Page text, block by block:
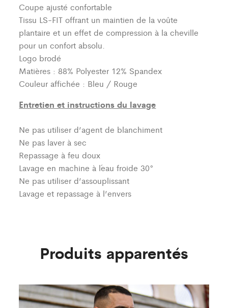
Coupe ajusté confortable
Tissu LS-FIT offrant un maintien de la voûte
plantaire et un effet de compression à la cheville
pour un confort absolu.
Logo brodé
Matières : 88% Polyester 12% Spandex
Couleur affichée : Bleu / Rouge
Entretien et instructions du lavage
Ne pas utiliser d’agent de blanchiment
Ne pas laver à sec
Repassage à feu doux
Lavage en machine à l´eau froide 30°
Ne pas utiliser d’assouplissant
Lavage et repassage à l’envers
Produits apparentés